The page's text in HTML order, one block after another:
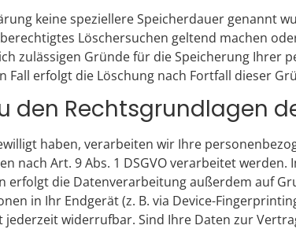
keine speziellere Speicherdauer genannt
Löschersuchen geltend machen
zulässigen Gründe für die Speicherung Ihrer
erfolgt die Löschung nach Fortfall dieser
den Rechtsgrundlagen
haben, verarbeiten wir Ihre
nach Art. 9 Abs. 1 DSGVO verarbeitet
die Datenverarbeitung außerdem auf
in Ihr Endgerät (z. B. via Device-
jederzeit widerrufbar. Sind Ihre Daten zur